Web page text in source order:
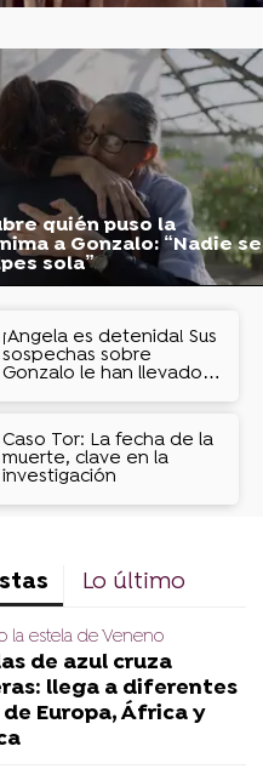
quién puso la
a Gonzalo: “Nadie se
sola”
¡Ángela es detenida! Sus
sospechas sobre
Gonzalo le han llevado a
arpón
Caso Tor: La fecha de la
muerte, clave en la
investigación
Lo último
la estela de Veneno
de azul cruza
llega a diferentes
Europa, África y